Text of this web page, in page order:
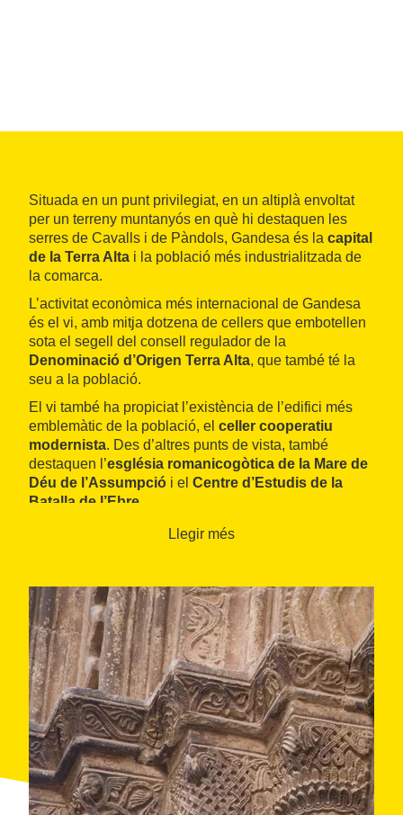
Situada en un punt privilegiat, en un altiplà envoltat
per un terreny muntanyós en què hi destaquen les
serres de Cavalls i de Pàndols, Gandesa és la capital
de la Terra Alta i la població més industrialitzada de
la comarca.
L’activitat econòmica més internacional de Gandesa
és el vi, amb mitja dotzena de cellers que embotellen
sota el segell del consell regulador de la
Denominació d’Origen Terra Alta, que també té la
seu a la població.
El vi també ha propiciat l’existència de l’edifici més
emblemàtic de la població, el celler cooperatiu
modernista. Des d’altres punts de vista, també
destaquen l’església romanicogòtica de la Mare de
Déu de l’Assumpció i el Centre d’Estudis de la
Batalla de l’Ebre.
Llegir més